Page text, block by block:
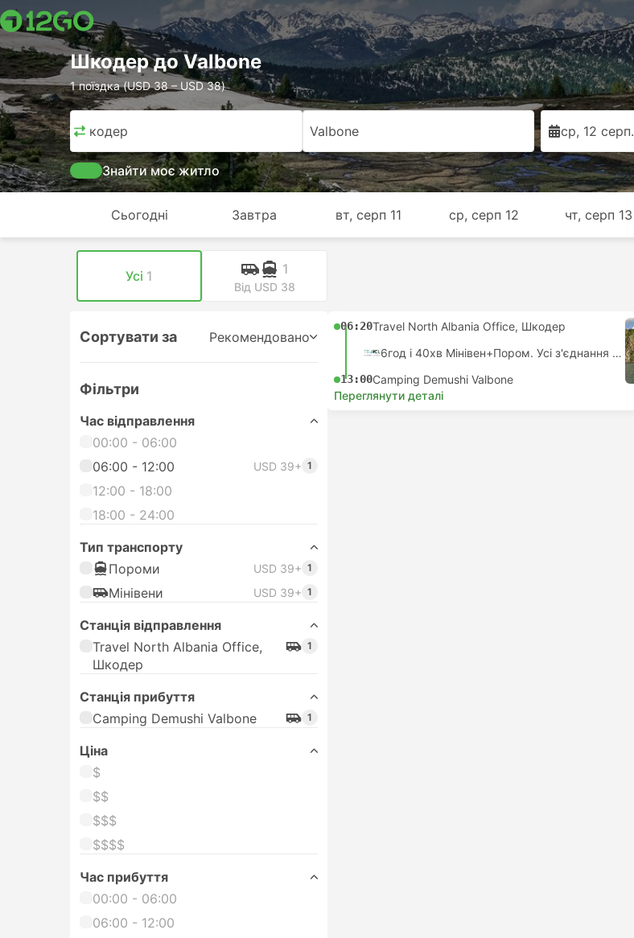
Шкодер до Valbone
1 поїздка (USD 38 – USD 38)
Шкодер Valbone ср, 12 серп.
Знайти моє житло
Сьогодні Завтра вт, серп 11 ср, серп 12 чт, серп 13
Усі 1 1
Від USD 38
Сортувати за Рекомендовано
Фільтри
Час відправлення
00:00 - 06:00
06:00 - 12:00
USD 39+ 1
12:00 - 18:00
18:00 - 24:00
Тип транспорту
Пороми
USD 39+ 1
Мінівени USD 39+ 1
Станція відправлення
Travel North Albania Office,
Шкодер
1
Станція прибуття
Camping Demushi Valbone
1
Цiна
$
$$
$$$
$$$$
Час прибуття
00:00 - 06:00
06:00 - 12:00
06:20Travel North Albania Office, Шкодер
6год і 40хв Мiнiвен+Пором. Усі з'єднання гарантовані
13:00Camping Demushi Valbone
Переглянути деталі